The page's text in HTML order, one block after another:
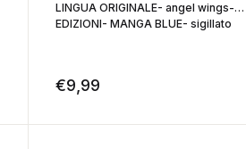
LINGUA ORIGINALE- angel wings-
EDIZIONI- MANGA BLUE- sigillato
€9,99